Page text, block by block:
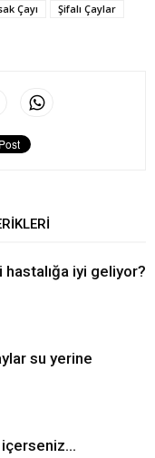
Çayı
Şifalı Çaylar
hastalığa iyi geliyor?
su yerine
içerseniz…